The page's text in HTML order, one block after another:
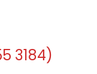
3184)